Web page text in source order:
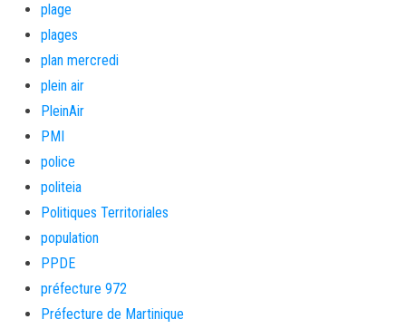
plage
plages
plan mercredi
plein air
PleinAir
PMI
police
politeia
Politiques Territoriales
population
PPDE
préfecture 972
Préfecture de Martinique